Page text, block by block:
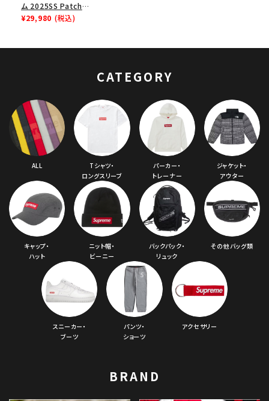
ム 2025SS Patches
6-Panel パッチ 6パ
¥29,980 (税込)
CATEGORY
ALL
Tシャツ・
ロングスリーブ
パーカー・
トレーナー
ジャケット・
アウター
キャップ・
ハット
ニット帽・
ビーニー
バックパック・
リュック
その他バッグ類
スニーカー・
ブーツ
パンツ・
ショーツ
アクセサリー
BRAND